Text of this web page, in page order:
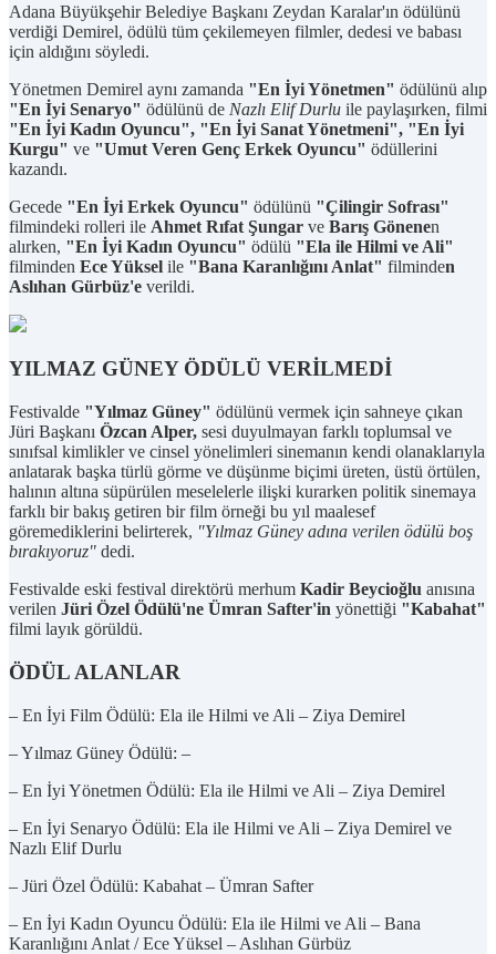
Adana Büyükşehir Belediye Başkanı Zeydan Karalar'ın ödülünü
verdiği Demirel, ödülü tüm çekilemeyen filmler, dedesi ve babası
için aldığını söyledi.
Yönetmen Demirel aynı zamanda "En İyi Yönetmen" ödülünü alıp
"En İyi Senaryo" ödülünü de Nazlı Elif Durlu ile paylaşırken, filmi
"En İyi Kadın Oyuncu", "En İyi Sanat Yönetmeni", "En İyi
Kurgu" ve "Umut Veren Genç Erkek Oyuncu" ödüllerini
kazandı.
Gecede "En İyi Erkek Oyuncu" ödülünü "Çilingir Sofrası"
filmindeki rolleri ile Ahmet Rıfat Şungar ve Barış Gönenen
alırken, "En İyi Kadın Oyuncu" ödülü "Ela ile Hilmi ve Ali"
filminden Ece Yüksel ile "Bana Karanlığını Anlat" filminden
Aslıhan Gürbüz'e verildi.
YILMAZ GÜNEY ÖDÜLÜ VERİLMEDİ
Festivalde "Yılmaz Güney" ödülünü vermek için sahneye çıkan
Jüri Başkanı Özcan Alper, sesi duyulmayan farklı toplumsal ve
sınıfsal kimlikler ve cinsel yönelimleri sinemanın kendi olanaklarıyla
anlatarak başka türlü görme ve düşünme biçimi üreten, üstü örtülen,
halının altına süpürülen meselelerle ilişki kurarken politik sinemaya
farklı bir bakış getiren bir film örneği bu yıl maalesef
göremediklerini belirterek, "Yılmaz Güney adına verilen ödülü boş
bırakıyoruz" dedi.
Festivalde eski festival direktörü merhum Kadir Beycioğlu anısına
verilen Jüri Özel Ödülü'ne Ümran Safter'in yönettiği "Kabahat"
filmi layık görüldü.
ÖDÜL ALANLAR
– En İyi Film Ödülü: Ela ile Hilmi ve Ali – Ziya Demirel
– Yılmaz Güney Ödülü: –
– En İyi Yönetmen Ödülü: Ela ile Hilmi ve Ali – Ziya Demirel
– En İyi Senaryo Ödülü: Ela ile Hilmi ve Ali – Ziya Demirel ve
Nazlı Elif Durlu
– Jüri Özel Ödülü: Kabahat – Ümran Safter
– En İyi Kadın Oyuncu Ödülü: Ela ile Hilmi ve Ali – Bana
Karanlığını Anlat / Ece Yüksel – Aslıhan Gürbüz